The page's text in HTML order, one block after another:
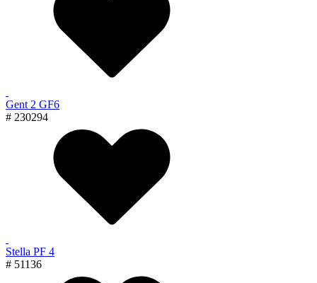
Gent 2 GF6
# 230294
Stella PF 4
# 51136